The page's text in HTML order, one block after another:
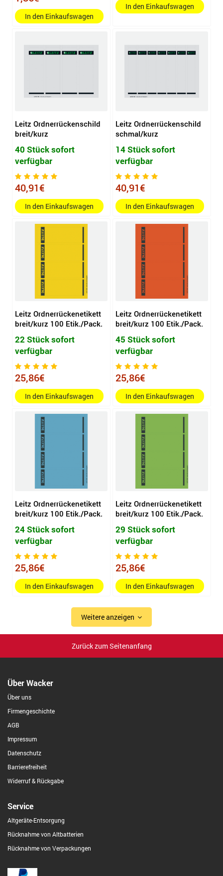
In den Einkaufswagen
In den Einkaufswagen
Leitz Ordnerrückenschild
breit/kurz
40 Stück sofort
verfügbar
40,91€
In den Einkaufswagen
Leitz Ordnerrückenschild
schmal/kurz
14 Stück sofort
verfügbar
40,91€
In den Einkaufswagen
Leitz Ordnerrückenetikett
breit/kurz 100 Etik./Pack.
22 Stück sofort
verfügbar
25,86€
In den Einkaufswagen
Leitz Ordnerrückenetikett
breit/kurz 100 Etik./Pack.
45 Stück sofort
verfügbar
25,86€
In den Einkaufswagen
Leitz Ordnerrückenetikett
breit/kurz 100 Etik./Pack.
24 Stück sofort
verfügbar
25,86€
In den Einkaufswagen
Leitz Ordnerrückenetikett
breit/kurz 100 Etik./Pack.
29 Stück sofort
verfügbar
25,86€
In den Einkaufswagen
Weitere anzeigen
Zurück zum Seitenanfang
Über Wacker
Über uns
Firmengeschichte
AGB
Impressum
Datenschutz
Barrierefreiheit
Widerruf & Rückgabe
Service
Altgeräte-Entsorgung
Rücknahme von Altbatterien
Rücknahme von Verpackungen